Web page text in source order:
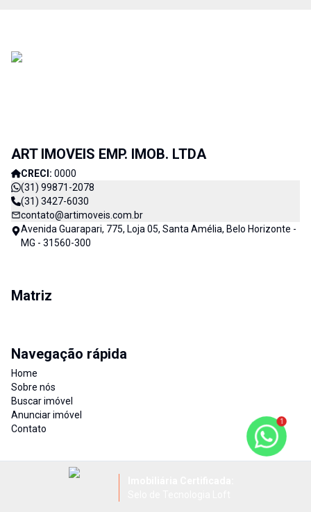
ART IMOVEIS EMP. IMOB. LTDA
CRECI: 0000
(31) 99871-2078
(31) 3427-6030
contato@artimoveis.com.br
Avenida Guarapari, 775, Loja 05, Santa Amélia, Belo Horizonte -
MG - 31560-300
Matriz
Navegação rápida
Home
Sobre nós
Buscar imóvel
Anunciar imóvel
Contato
1